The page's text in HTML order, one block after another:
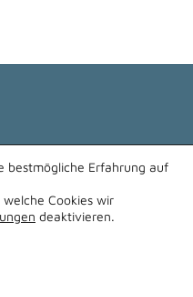
bestmögliche Erfahrung auf
Cookies wir
deaktivieren.